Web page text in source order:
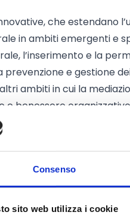
Consenso
sito web utilizza i cookie
che estendano
in ambiti emergenti e
l’inserimento e la
prevenzione e gestione
ambiti in cui la
e benessere
dei target di
sarà data a interventi di
o mirati; condivisione di
sono:
presenti in